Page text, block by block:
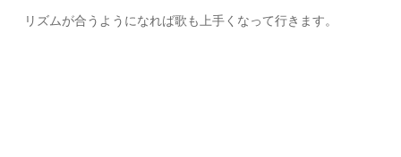
リズムが合うようになれば歌も上手くなって行きます。